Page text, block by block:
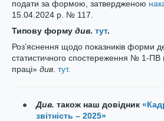
подати за формою, затвердженою
15.04.2024 р. № 117.
Типову форму див. тут.
Роз’яснення щодо показників форми
статистичного спостереження № 1-ПВ
праці» див тут.
Див. також наш довідник
звітність – 2025»